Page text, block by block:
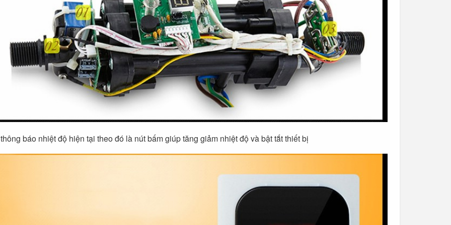
báo nhiệt độ hiện tại theo đó là nút bấm giúp tăng giảm nhiệt độ và bật tắt thiết bị